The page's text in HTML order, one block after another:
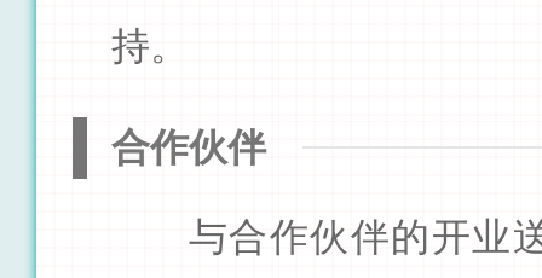
持。
合作伙伴
与合作伙伴的开业